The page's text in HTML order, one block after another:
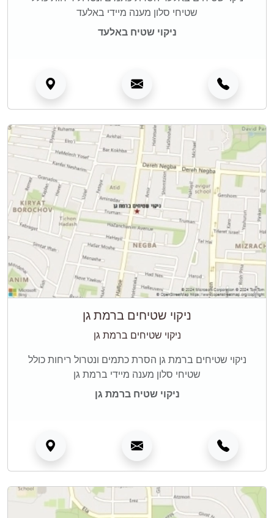
שטיחי סלון מענה מיידי באלעד
ניקוי שטיח באלעד
ניקוי שטיחים ברמת גן
ניקוי שטיחים ברמת גן
ניקוי שטיחים ברמת גן הסרת כתמים ונטרול ריחות כולל
שטיחי סלון מענה מיידי ברמת גן
ניקוי שטיח ברמת גן